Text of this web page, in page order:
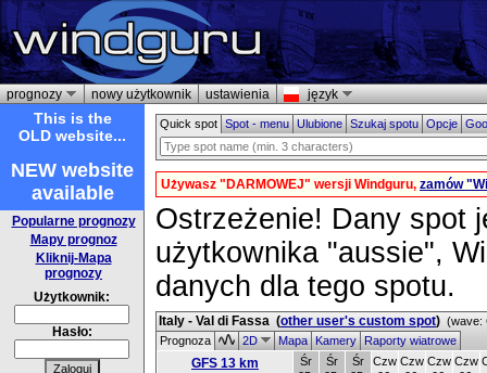
prognozy nowy użytkownik ustawienia język
This is the
OLD website...
NEW website
available
Popularne prognozy
Mapy prognoz
Kliknij-Mapa
prognozy
Użytkownik:
Hasło:
Quick spot Spot - menuUlubioneSzukaj spotuOpcje
Używasz "DARMOWEJ" wersji Windguru, zamów
Ostrzeżenie! Dany spot
użytkownika "aussie",
danych dla tego spotu.
Italy - Val di Fassa (other user's custom spot) (wave:
Prognoza
2D MapaKameryRaporty wiatrowe
GFS 13 km
Śr
Śr
Śr
Czw Czw Czw Czw